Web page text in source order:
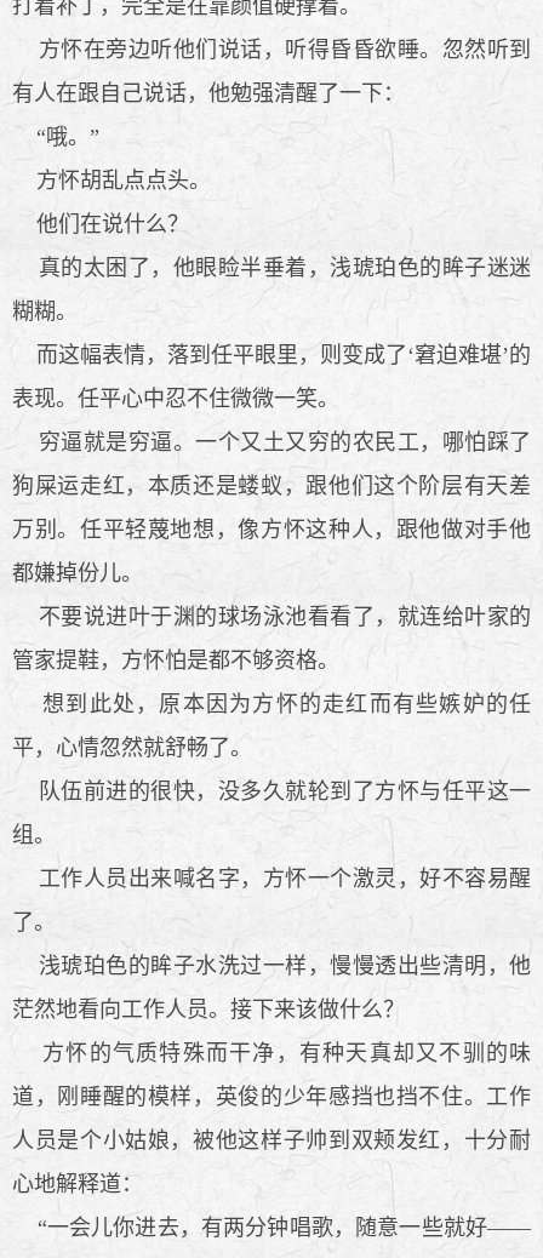
打着补丁，完全是在靠颜值硬撑着。
方怀在旁边听他们说话，听得昏昏欲睡。忽然听到
有人在跟自己说话，他勉强清醒了一下：
“哦。”
方怀胡乱点点头。
他们在说什么？
真的太困了，他眼睑半垂着，浅琥珀色的眸子迷迷
糊糊。
而这幅表情，落到任平眼里，则变成了‘窘迫难堪’的
表现。任平心中忍不住微微一笑。
穷逼就是穷逼。一个又土又穷的农民工，哪怕踩了
狗屎运走红，本质还是蝼蚁，跟他们这个阶层有天差
万别。任平轻蔑地想，像方怀这种人，跟他做对手他
都嫌掉份儿。
不要说进叶于渊的球场泳池看看了，就连给叶家的
管家提鞋，方怀怕是都不够资格。
想到此处，原本因为方怀的走红而有些嫉妒的任
平，心情忽然就舒畅了。
队伍前进的很快，没多久就轮到了方怀与任平这一
组。
工作人员出来喊名字，方怀一个激灵，好不容易醒
了。
浅琥珀色的眸子水洗过一样，慢慢透出些清明，他
茫然地看向工作人员。接下来该做什么？
方怀的气质特殊而干净，有种天真却又不驯的味
道，刚睡醒的模样，英俊的少年感挡也挡不住。工作
人员是个小姑娘，被他这样子帅到双颊发红，十分耐
心地解释道：
“一会儿你进去，有两分钟唱歌，随意一些就好——